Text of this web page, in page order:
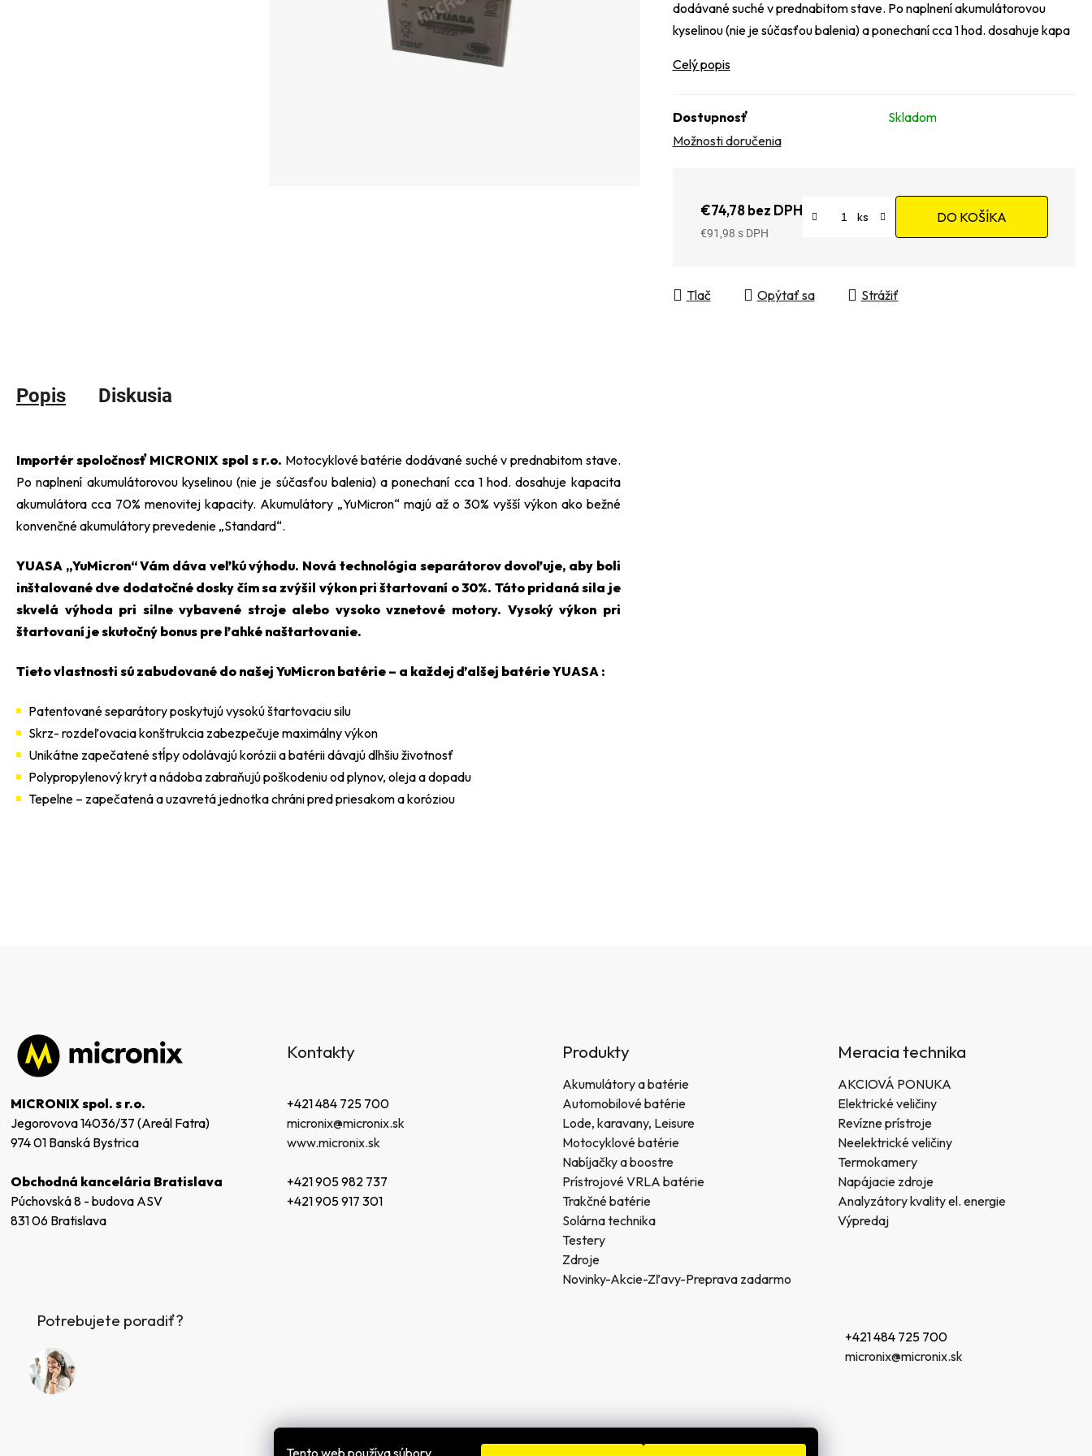
Tento web používa súbory
dodávané suché v prednabitom stave. Po naplnení akumulátorovou
kyselinou (nie je súčasťou balenia) a ponechaní cca 1 hod. dosahuje kapa
Celý popis
Dostupnosť
Skladom
Možnosti doručenia
€74,78 bez DPH
€91,98
DO KOŠÍKA
Tlač Opýtať sa Strážiť
Popis Diskusia
Importér spoločnosť MICRONIX spol s r.o. Motocyklové batérie dodávané suché v prednabitom stave.
Po naplnení akumulátorovou kyselinou (nie je súčasťou balenia) a ponechaní cca 1 hod. dosahuje kapacita
akumulátora cca 70% menovitej kapacity. Akumulátory „YuMicron“ majú až o 30% vyšší výkon ako bežné
konvenčné akumulátory prevedenie „Standard“.
YUASA „YuMicron“ Vám dáva veľkú výhodu. Nová technológia separátorov dovoľuje, aby boli
inštalované dve dodatočné dosky čím sa zvýšil výkon pri štartovaní o 30%. Táto pridaná sila je
skvelá výhoda pri silne vybavené stroje alebo vysoko vznetové motory. Vysoký výkon pri
štartovaní je skutočný bonus pre ľahké naštartovanie.
Tieto vlastnosti sú zabudované do našej YuMicron batérie – a každej ďalšej batérie YUASA :
Patentované separátory poskytujú vysokú štartovaciu silu
Skrz- rozdeľovacia konštrukcia zabezpečuje maximálny výkon
Unikátne zapečatené stĺpy odolávajú korózii a batérii dávajú dlhšiu životnosť
Polypropylenový kryt a nádoba zabraňujú poškodeniu od plynov, oleja a dopadu
Tepelne – zapečatená a uzavretá jednotka chráni pred priesakom a koróziou
MICRONIX spol. s r.o.
Jegorovova 14036/37 (Areál Fatra)
974 01 Banská Bystrica
Obchodná kancelária Bratislava
Púchovská 8 - budova ASV
831 06 Bratislava
Kontakty
+421 484 725 700
micronix@micronix.sk
www.micronix.sk
+421 905 982 737
+421 905 917 301
Produkty
Akumulátory a batérie
Automobilové batérie
Lode, karavany, Leisure
Motocyklové batérie
Nabíjačky a boostre
Prístrojové VRLA batérie
Trakčné batérie
Solárna technika
Testery
Zdroje
Novinky-Akcie-Zľavy-Preprava zadarmo
Meracia technika
AKCIOVÁ PONUKA
Elektrické veličiny
Revízne prístroje
Neelektrické veličiny
Termokamery
Napájacie zdroje
Analyzátory kvality el. energie
Výpredaj
Potrebujete poradiť?
+421 484 725 700
micronix@micronix.sk